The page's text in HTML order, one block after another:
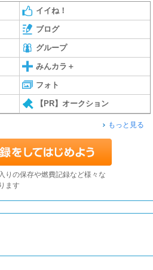
イイね！
ブログ
グループ
みんカラ＋
フォト
【PR】オークション
もっと見る
りの保存や燃費記録など様々な
ます